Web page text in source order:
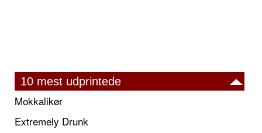
10 mest udprintede
Mokkalikør
Extremely Drunk